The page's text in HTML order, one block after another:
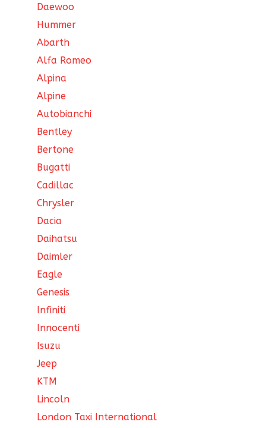
Daewoo
Hummer
Abarth
Alfa Romeo
Alpina
Alpine
Autobianchi
Bentley
Bertone
Bugatti
Cadillac
Chrysler
Dacia
Daihatsu
Daimler
Eagle
Genesis
Infiniti
Innocenti
Isuzu
Jeep
KTM
Lincoln
London Taxi International